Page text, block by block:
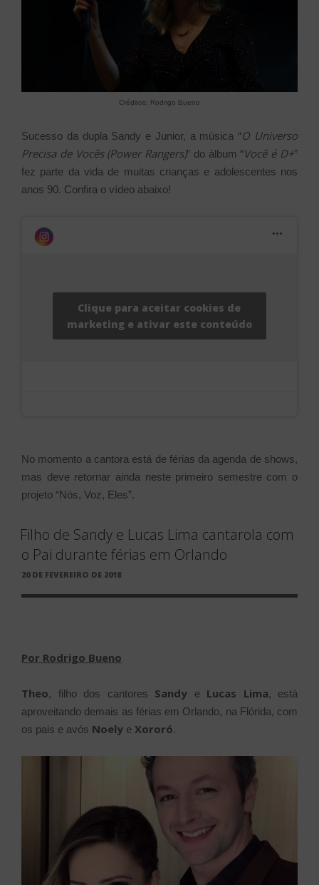
Créditos: Rodrigo Bueno
Sucesso da dupla Sandy e Junior, a música “O Universo
Precisa de Vocês (Power Rangers)” do álbum “ Você é D+”
fez parte da vida de muitas crianças e adolescentes nos
anos 90. Confira o vídeo abaixo!
Clique para aceitar cookies de
marketing e ativar este conteúdo
No momento a cantora está de férias da agenda de shows,
mas deve retornar ainda neste primeiro semestre com o
projeto “Nós, Voz, Eles”.
Filho de Sandy e Lucas Lima cantarola com
o Pai durante férias em Orlando
PUBLICADO
20 DE FEVEREIRO DE 2018
Por Rodrigo Bueno
Theo, filho dos cantores Sandy eLucas Lima, está
aproveitando demais as férias em Orlando, na Flórida, com
os pais e avós Noely e Xororó.